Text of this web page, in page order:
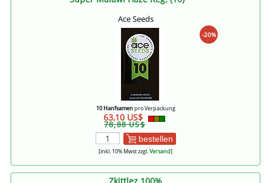
Ace Seeds
-20%
10 Hanfsamenpro Verpackung
63,10 US$
78,88 US$
bestellen
[inkl. 10% Mwst zzgl.Versand]